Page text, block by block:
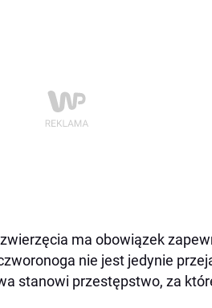
ma obowiązek
nie jest jedynie
stanowi przestępstwo, za